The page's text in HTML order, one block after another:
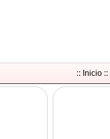
:: Inicio ::